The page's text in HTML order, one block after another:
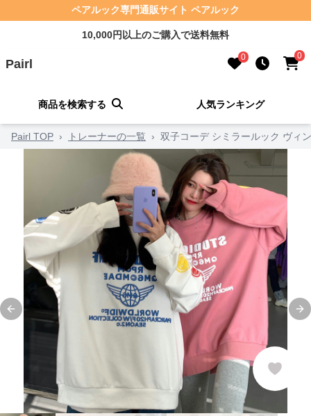
ペアルック専門通販サイト ペアルック
10,000円以上のご購入で送料無料
Pairl 0 0
商品を検索する 人気ランキング
Pairl TOP › トレーナーの一覧 › 双子コーデ シミラールック ヴィ
Previous slide